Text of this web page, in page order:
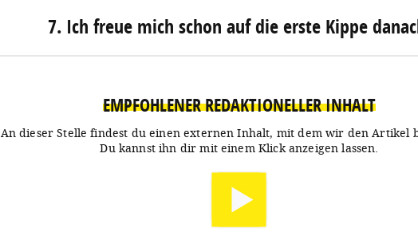
7. Ich freue mich schon auf die erste Kippe
EMPFOHLENER REDAKTIONELLER INHALT
An dieser Stelle findest du einen externen Inhalt, mit dem wir den Artikel
Du kannst ihn dir mit einem Klick anzeigen lassen.